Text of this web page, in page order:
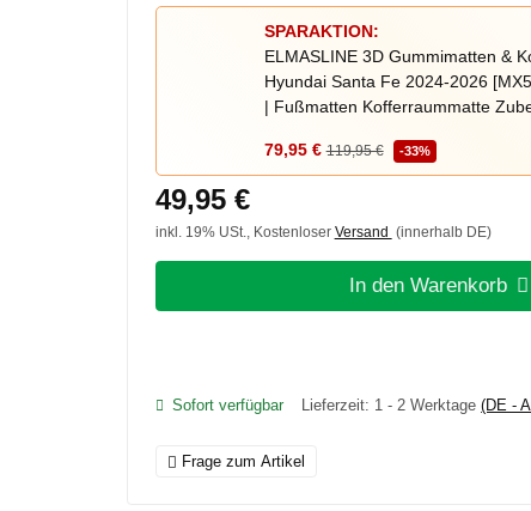
SPARAKTION:
ELMASLINE 3D Gummimatten &
Hyundai Santa Fe 2024-2026
| Fußmatten Kofferraummatte
79,95 € 119,95 € -33%
49,95 €
inkl. 19% USt., Kostenloser Versand (innerhalb DE)
In den Warenkorb
Sofort verfügbar Lieferzeit: 1 - 2 Werktage(DE -
Frage zum Artikel